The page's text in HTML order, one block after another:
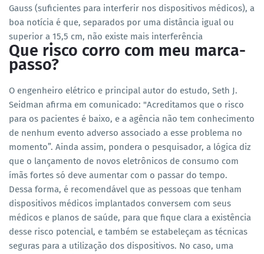
Gauss (suficientes para interferir nos dispositivos médicos), a
boa notícia é que, separados por uma distância igual ou
superior a 15,5 cm, não existe mais interferência
Que risco corro com meu marca-
passo?
O engenheiro elétrico e principal autor do estudo, Seth J.
Seidman afirma em comunicado: "Acreditamos que o risco
para os pacientes é baixo, e a agência não tem conhecimento
de nenhum evento adverso associado a esse problema no
momento”. Ainda assim, pondera o pesquisador, a lógica diz
que o lançamento de novos eletrônicos de consumo com
ímãs fortes só deve aumentar com o passar do tempo.
Dessa forma, é recomendável que as pessoas que tenham
dispositivos médicos implantados conversem com seus
médicos e planos de saúde, para que fique clara a existência
desse risco potencial, e também se estabeleçam as técnicas
seguras para a utilização dos dispositivos. No caso, uma